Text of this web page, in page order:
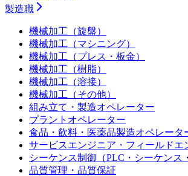
製造職
機械加工（旋盤）
機械加工（マシニング）
機械加工（プレス・板金）
機械加工（樹脂）
機械加工（溶接）
機械加工（その他）
組み立て・製造オペレーター
プラントオペレーター
食品・飲料・医薬品製造オペレータ
サービスエンジニア・フィールドエ
シーケンス制御（PLC・シーケンス
品質管理・品質保証